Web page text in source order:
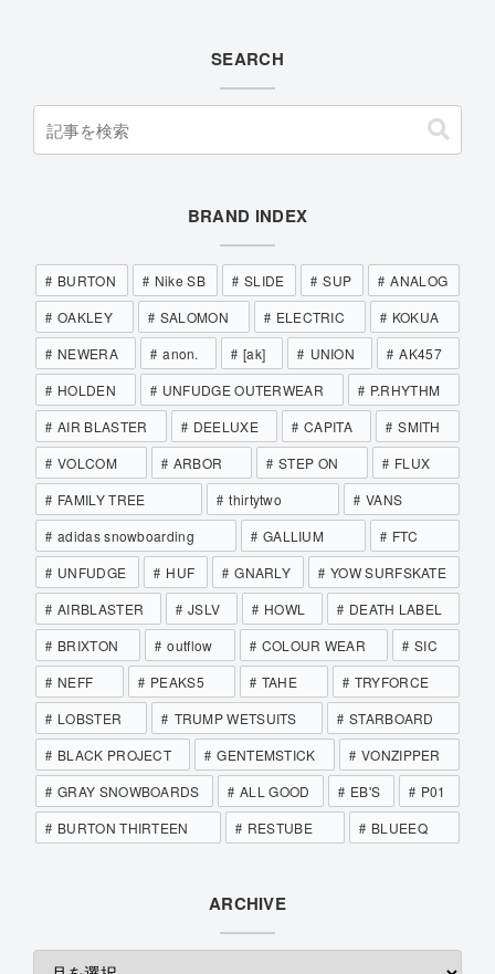
SEARCH
BRAND INDEX
BURTON Nike SB SLIDE SUP
ANALOG
OAKLEY
SALOMON ELECTRIC
KOKUA
NEWERA
anon. [ak] UNION
AK457
HOLDEN
UNFUDGE OUTERWEAR
P.RHYTHM
AIR BLASTER
DEELUXE CAPITA
SMITH
VOLCOM
ARBOR STEP ON
FLUX
FAMILY TREE
thirtytwo
VANS
adidas snowboarding
GALLIUM
FTC
UNFUDGE
HUF GNARLY
YOW SURFSKATE
AIRBLASTER
JSLV HOWL
DEATH LABEL
BRIXTON
outflow COLOUR WEAR
SIC
NEFF
PEAKS5 TAHE
TRYFORCE
LOBSTER
TRUMP WETSUITS
STARBOARD
BLACK PROJECT
GENTEMSTICK
VONZIPPER
GRAY SNOWBOARDS
ALL GOOD EB'S
P01
BURTON THIRTEEN
RESTUBE BLUEEQ
ARCHIVE